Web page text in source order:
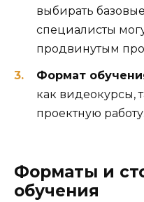
выбирать
специалисты
продвинутым
Формат
как видеокурсы,
проектную работу.
Форматы и
обучения